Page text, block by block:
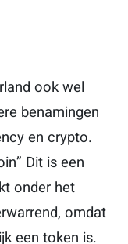
ook wel
benamingen
en crypto.
Dit is een
onder het
omdat
een token is.